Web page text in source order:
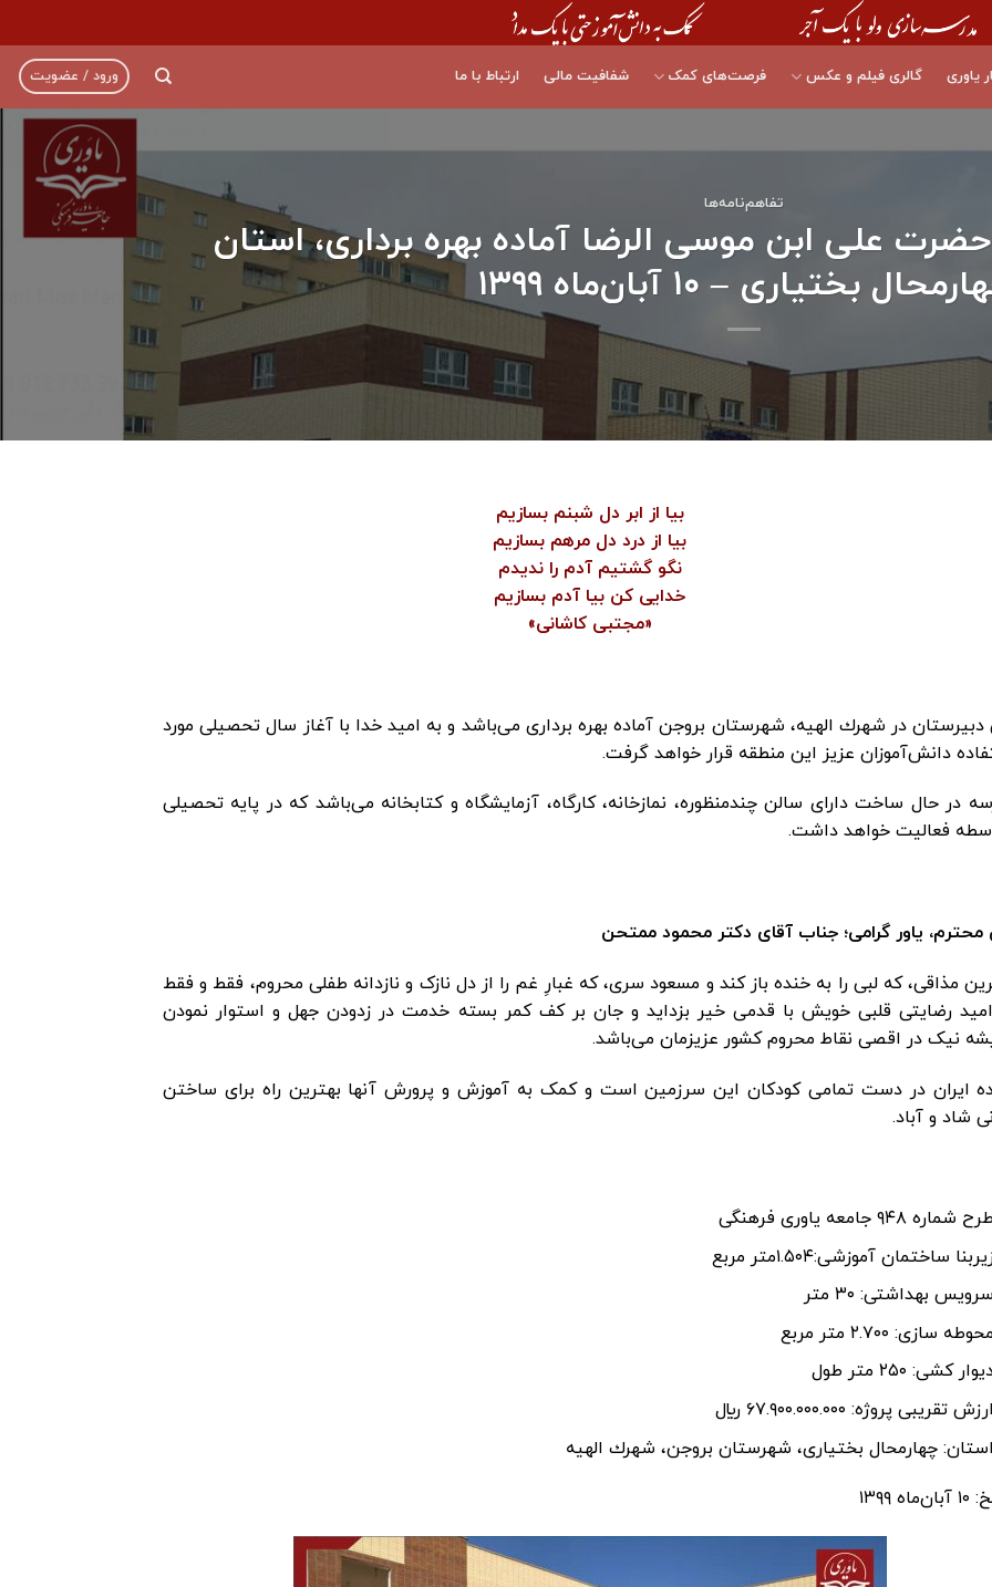
یاوری گالری فیلم و عکس فرصت‌های کمک شفافیت مالی ارتباط با ما ورود / عضویت
تفاهم‎‌نامه‌ها
١٢ كلاسه حضرت علی ابن موسی الرضا آماده بهره برداری، استان
بختياری – ۱۰ آبان‌ماه ۱۳۹۹
بیا از ابر دل شبنم بسازیم
بیا از درد دل مرهم بسازیم
نگو گشتیم آدم را ندیدم
خدایی کن بیا آدم بسازیم
«مجتبی كاشانی»
دبیرستان در شهرك الهيه، شهرستان بروجن آماده بهره برداری می‌باشد و به امید خدا با آغاز سال تحصیلی مورد
دانش‌آموزان عزیز این منطقه قرار خواهد گرفت.
در حال ساخت دارای سالن چندمنظوره، نمازخانه، کارگاه، آزمایشگاه و کتابخانه می‌باشد که در پایه تحصیلی
فعالیت خواهد داشت.
محترم، یاور گرامی؛ جناب آقای دكتر محمود ممتحن
مذاقی، که لبی را به خنده باز کند و مسعود سری، که غبارِ غم را از دل نازک و نازدانه طفلی محروم، فقط و فقط
رضایتی قلبی خویش با قدمی خیر بزداید و جان بر کف کمر بسته خدمت در زدودن جهل و استوار نمودن
نیک در اقصی نقاط محروم کشور عزیزمان می‌باشد.
ایران در دست تمامى کودکان این سرزمین است و کمک به آموزش و پرورش آنها بهترین راه برای ساختن
شاد و آباد.
طرح شماره ۹۴۸ جامعه ياوری فرهنگی
ساختمان آموزشی:١.۵۰۴متر مربع
سرویس بهداشتی: ٣٠ متر
محوطه سازی: ٢.٧٠٠ متر مربع
کشی: ٢٥٠ متر طول
ارزش تقريبی پروژه: ٦٧.٩٠٠.٠٠٠.٠٠٠ ريال
استان: چهارمحال بختیاری، شهرستان بروجن، شهرك الهيه
۱۳۹۹